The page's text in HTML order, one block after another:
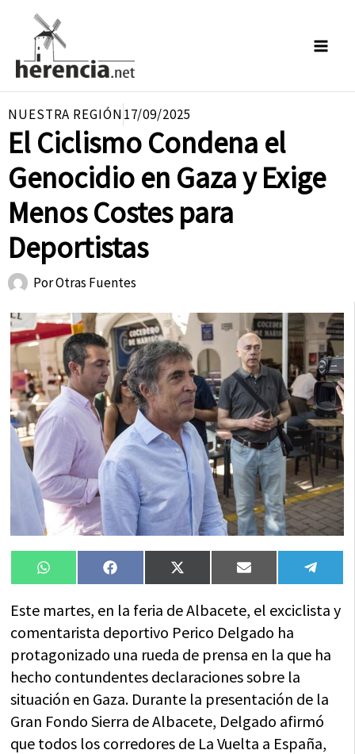
contenido
NUESTRA REGIÓN17/09/2025
El Ciclismo Condena el
Genocidio en Gaza y Exige
Menos Costes para
Deportistas
PorOtras Fuentes
Compartir
en
WhatsAppCompartir
en
FacebookCompartir
en
X
(Twitter)
Compartir
en
Email
en
Este martes, en la feria de Albacete, el exciclista y
comentarista deportivo Perico Delgado ha
protagonizado una rueda de prensa en la que ha
hecho contundentes declaraciones sobre la
situación en Gaza. Durante la presentación de la
Gran Fondo Sierra de Albacete, Delgado afirmó
que todos los corredores de La Vuelta a España,